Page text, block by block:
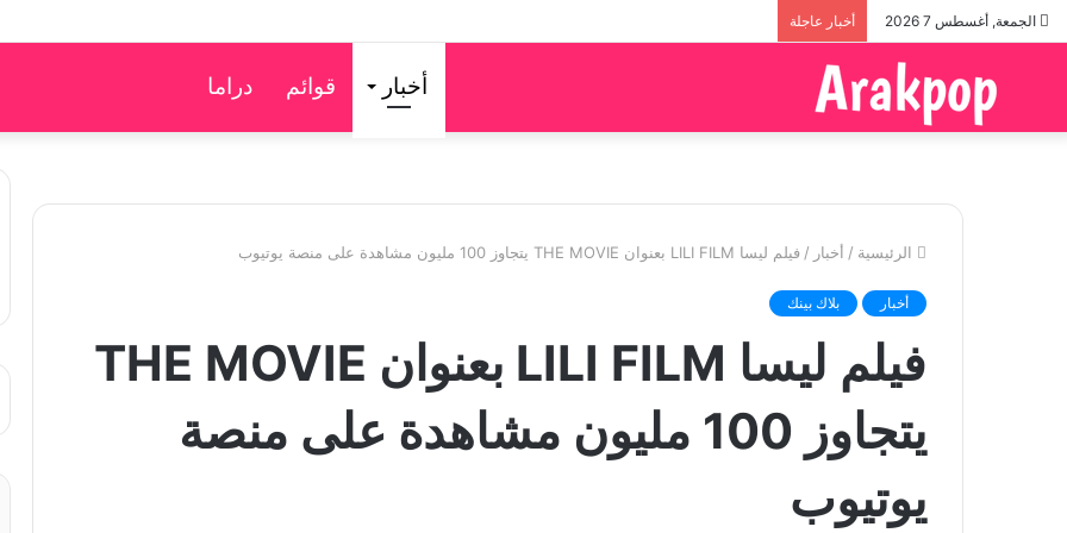
الجمعة, أغسطس 7 2026 أخبار عاجلة
أخبار قوائم دراما
الرئيسية / أخبار / فيلم ليسا LILI FILM بعنوان THE MOVIE يتجاوز 100 مليون مشاهدة على منصة يوتيوب
أخبار بلاك بينك
فيلم ليسا LILI FILM بعنوان THE MOVIE
يتجاوز 100 مليون مشاهدة على منصة
يوتيوب